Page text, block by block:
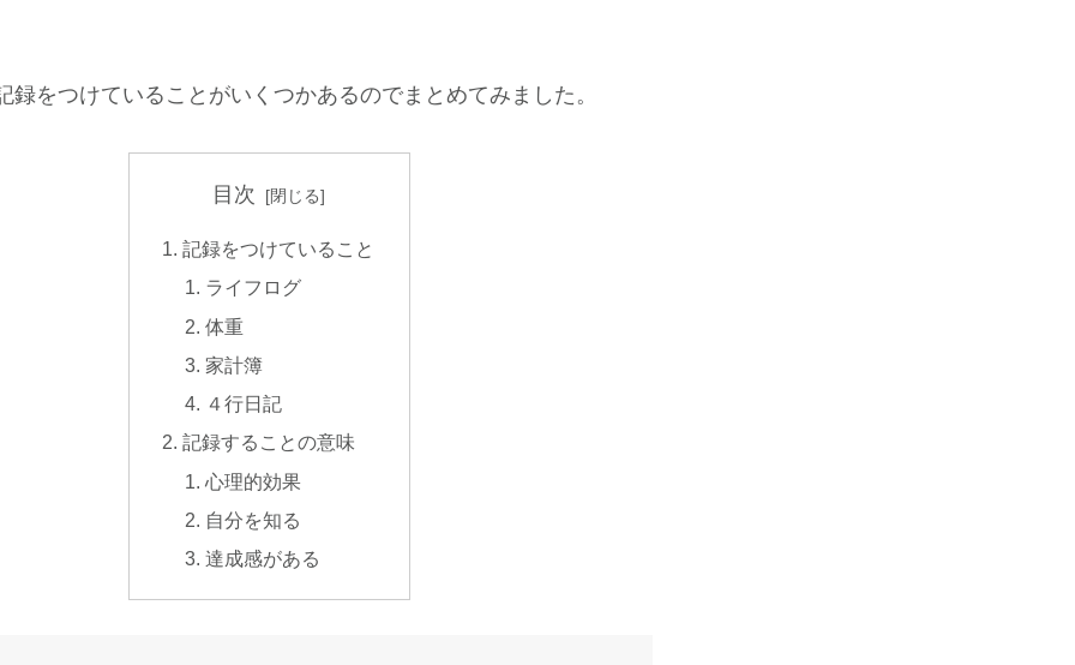
録をつけていることがいくつかあるのでまとめてみました。
目次
記録をつけていること
ライフログ
体重
家計簿
４行日記
記録することの意味
心理的効果
自分を知る
達成感がある